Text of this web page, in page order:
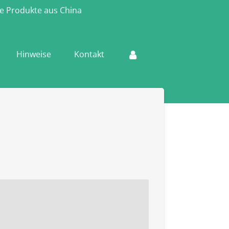
Produkte aus China
Hinweise Kontakt